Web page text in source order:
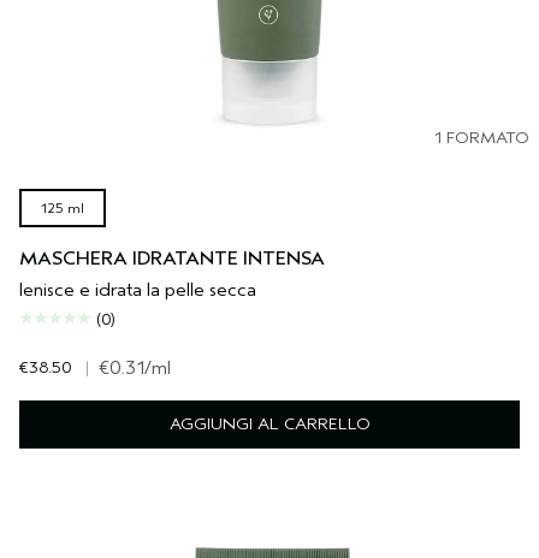
1 FORMATO
125 ml
MASCHERA IDRATANTE INTENSA
lenisce e idrata la pelle secca
(0)
€38.50 | €0.31/ml
AGGIUNGI AL CARRELLO